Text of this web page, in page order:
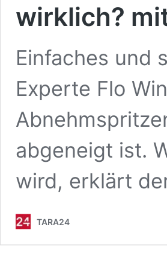
wirklich?
Einfaches und
Experte Flo
abgeneigt ist.
wird, erklärt
TARA24